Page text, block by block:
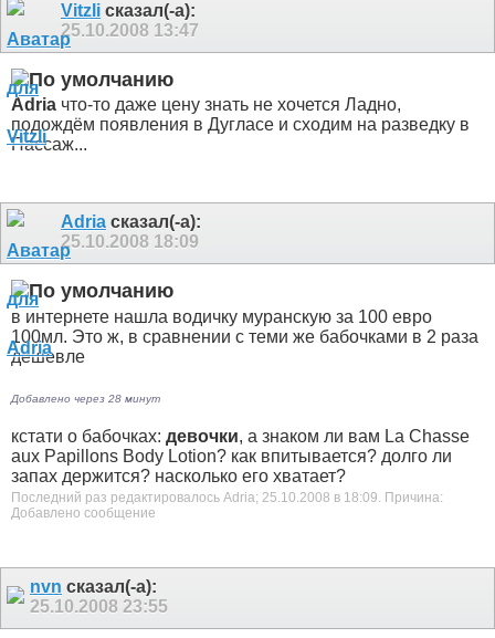
Vitzli сказал(-а):
25.10.2008 13:47
Adria что-то даже цену знать не хочется Ладно,
подождём появления в Дугласе и сходим на разведку в
Пассаж...
Adria сказал(-а):
25.10.2008 18:09
в интернете нашла водичку муранскую за 100 евро
100мл. Это ж, в сравнении с теми же бабочками в 2 раза
дешевле
Добавлено через 28 минут
кстати о бабочках: девочки, а знаком ли вам La Chasse
aux Papillons Body Lotion? как впитывается? долго ли
запах держится? насколько его хватает?
Последний раз редактировалось Adria; 25.10.2008 в 18:09. Причина:
Добавлено сообщение
nvn сказал(-а):
25.10.2008 23:55